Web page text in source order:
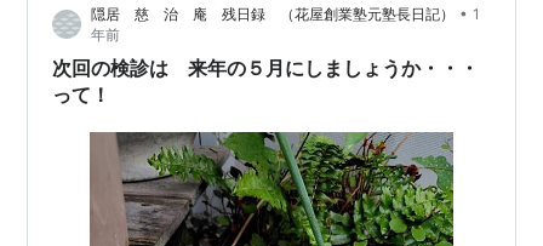
た。 そのため、その縫い付けられた素材を…
隠居 慈 治 庵 残日録 （花屋創業塾元塾長日記） • 1
年前
次回の検診は 来年の５月にしましょうか・・・
って！